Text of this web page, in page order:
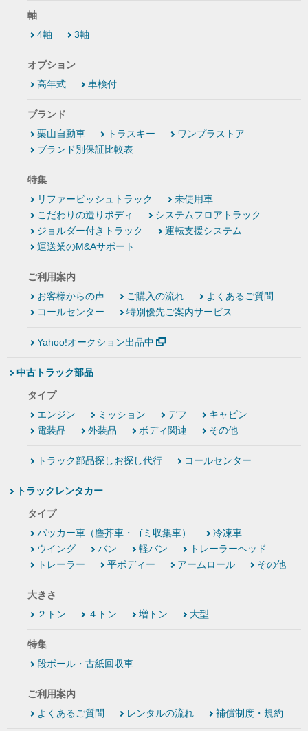
軸
4軸
3軸
オプション
高年式
車検付
ブランド
栗山自動車
トラスキー
ワンプラストア
ブランド別保証比較表
特集
リファービッシュトラック
未使用車
こだわりの造りボディ
システムフロアトラック
ジョルダー付きトラック
運転支援システム
運送業のM&Aサポート
ご利用案内
お客様からの声
ご購入の流れ
よくあるご質問
コールセンター
特別優先ご案内サービス
Yahoo!オークション出品中
中古トラック部品
タイプ
エンジン
ミッション デフ
キャビン
電装品
外装品 ボディ関連 その他
トラック部品探しお探し代行 コールセンター
トラックレンタカー
タイプ
パッカー車（塵芥車・ゴミ収集車）
冷凍車
ウイング
バン 軽バン
トレーラーヘッド
トレーラー
平ボディー アームロール その他
大きさ
２トン
４トン 増トン 大型
特集
段ボール・古紙回収車
ご利用案内
よくあるご質問
レンタルの流れ 補償制度・規約